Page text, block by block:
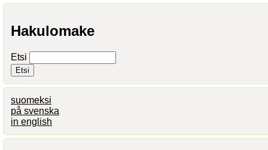
Hakulomake
Etsi
suomeksi
på svenska
in english